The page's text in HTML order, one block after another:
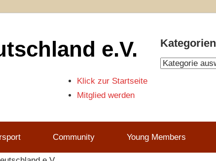
e.V. Kategorien
Kategorien
Klick zur Startseite
Mitglied werden
Community Young Members